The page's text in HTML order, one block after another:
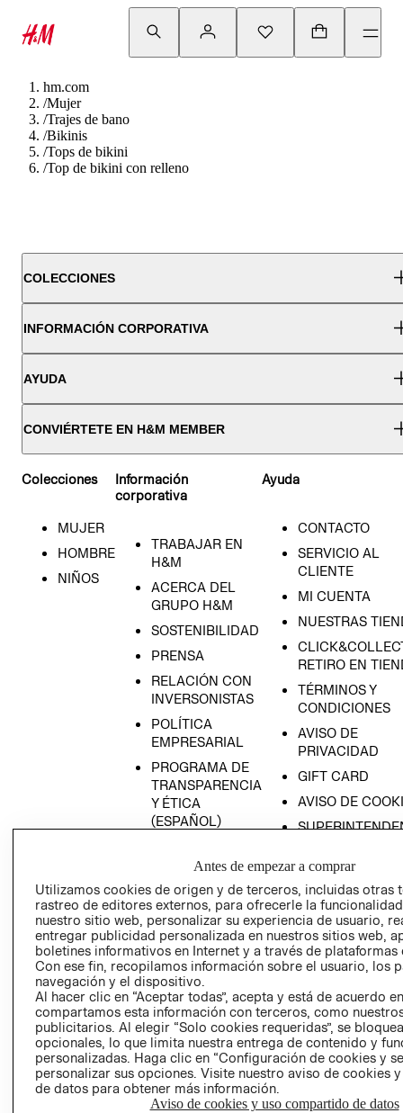
hm.com
/Mujer
/Trajes de bano
/Bikinis
/Tops de bikini
/Top de bikini con relleno
COLECCIONES
INFORMACIÓN CORPORATIVA
AYUDA
CONVIÉRTETE EN H&M MEMBER
Colecciones
MUJER
HOMBRE
NIÑOS
Información
corporativa
TRABAJAR EN
H&M
ACERCA DEL
GRUPO H&M
SOSTENIBILIDAD
PRENSA
RELACIÓN CON
INVERSONISTAS
POLÍTICA
EMPRESARIAL
PROGRAMA DE
TRANSPARENCIA
Y ÉTICA
(ESPAÑOL)
TRANSPARENCIA
Y ÉTICA (INGLÉS)
Ayuda
CONTACTO
SERVICIO AL
CLIENTE
MI CUENTA
NUESTRAS
RETIRO EN
TÉRMINOS Y
CONDICIONES
AVISO DE
PRIVACIDAD
GIFT CARD
AVISO DE
COMERCIO - SIC
PETICIONES
QUEJAS Y
RECLAMOS
Colombia ($)
CAMBIAR REGIÓN
Antes de empezar a comprar
Utilizamos cookies de origen y de terceros, incluidas otras
rastreo de editores externos, para ofrecerle la
nuestro sitio web, personalizar su experiencia de usuario,
entregar publicidad personalizada en nuestros sitios web,
boletines informativos en Internet y a través de plataformas
Con ese fin, recopilamos información sobre el usuario, los
navegación y el dispositivo.
Al hacer clic en “Aceptar todas”, acepta y está de acuerdo
compartamos esta información con terceros, como
publicitarios. Al elegir “Solo cookies requeridas”, se
opcionales, lo que limita nuestra entrega de contenido y
personalizadas. Haga clic en “Configuración de cookies y
personalizar sus opciones. Visite nuestro aviso de cookies
de datos para obtener más información.
Aviso de cookies y uso compartido de datos